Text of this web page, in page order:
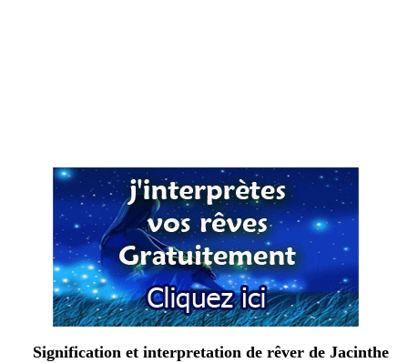
Signification et interpretation de rêver de Jacinthe